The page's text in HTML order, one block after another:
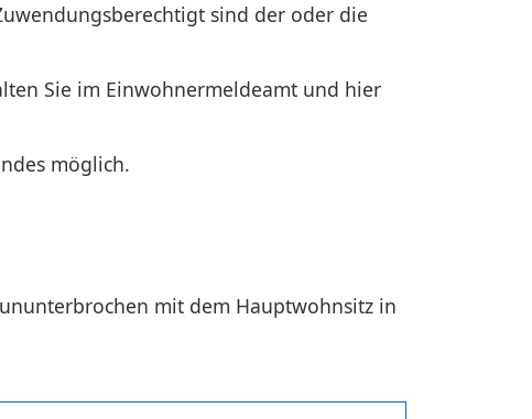
sind der oder die
Sie im Einwohnermeldeamt und hier
möglich.
mit dem Hauptwohnsitz in